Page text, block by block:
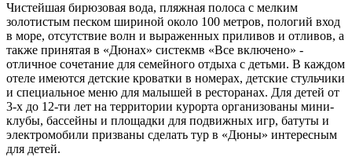
Чистейшая бирюзовая вода, пляжная полоса с мелким
золотистым песком шириной около 100 метров, пологий вход
в море, отсутствие волн и выраженных приливов и отливов, а
также принятая в «Дюнах» систекмв «Все включено» -
отличное сочетание для семейного отдыха с детьми. В каждом
отеле имеются детские кроватки в номерах, детские стульчики
и специальное меню для малышей в ресторанах. Для детей от
3-х до 12-ти лет на территории курорта организованы мини-
клубы, бассейны и площадки для подвижных игр, батуты и
электромобили призваны сделать тур в «Дюны» интересным
для детей.